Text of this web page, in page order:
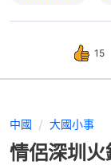
15
中國 大國小事
情侶深圳